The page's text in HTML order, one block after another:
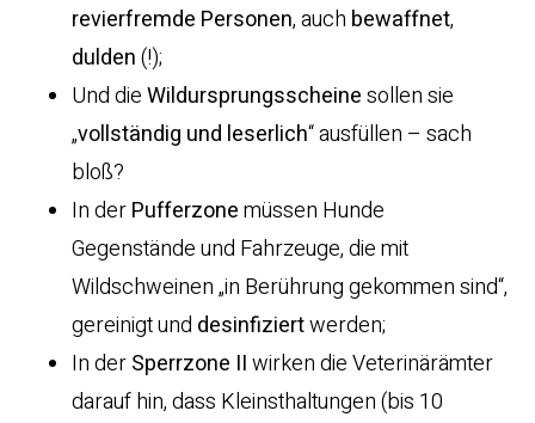
revierfremde Personen, auch bewaffnet,
dulden(!);
Und dieWildursprungsscheinesollen sie
„vollständig und leserlich“ ausfüllen – sach
bloß?
In derPufferzonemüssen Hunde
Gegenstände und Fahrzeuge, die mit
Wildschweinen „in Berührung gekommen sind“,
gereinigt und desinfiziertwerden;
In derSperrzone IIwirken die Veterinärämter
darauf hin, dass Kleinsthaltungen (bis 10